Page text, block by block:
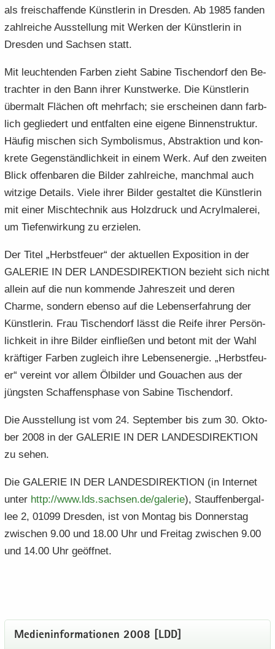
als frei­schaf­fen­de Künst­le­rin in Dres­den. Ab 1985 fan­den
zahl­rei­che Aus­stel­lung mit Wer­ken der Künst­le­rin in
Dres­den und Sach­sen statt.
Mit leuch­ten­den Far­ben zieht Sa­bi­ne Tisch­endorf den Be­
trach­ter in den Bann ihrer Kunst­wer­ke. Die Künst­le­rin
über­malt Flä­chen oft mehr­fach; sie er­schei­nen dann farb­
lich ge­glie­dert und ent­fal­ten eine ei­ge­ne Bin­nen­struk­tur.
Häu­fig mi­schen sich Sym­bo­lis­mus, Abs­trak­ti­on und kon­
kre­te Ge­gen­ständ­lich­keit in einem Werk. Auf den zwei­ten
Blick of­fen­ba­ren die Bil­der zahl­rei­che, manch­mal auch
wit­zi­ge De­tails. Viele ihrer Bil­der ge­stal­tet die Künst­le­rin
mit einer Misch­tech­nik aus Holz­druck und Acryl­ma­le­rei,
um Tie­fen­wir­kung zu er­zie­len.
Der Titel „Herbst­feu­er“ der ak­tu­el­len Ex­po­si­ti­on in der
GA­LE­RIE IN DER LAN­DES­DI­REK­TI­ON be­zieht sich nicht
al­lein auf die nun kom­men­de Jah­res­zeit und deren
Charme, son­dern eben­so auf die Le­bens­er­fah­rung der
Künst­le­rin. Frau Tisch­endorf lässt die Reife ihrer Per­sön­
lich­keit in ihre Bil­der ein­flie­ßen und be­tont mit der Wahl
kräf­ti­ger Far­ben zu­gleich ihre Le­bens­en­er­gie. „Herbst­feu­
er“ ver­eint vor allem Öl­bil­der und Gou­achen aus der
jüngs­ten Schaf­fens­pha­se von Sa­bi­ne Tisch­endorf.
Die Aus­stel­lung ist vom 24. Sep­tem­ber bis zum 30. Ok­to­
ber 2008 in der GA­LE­RIE IN DER LAN­DES­DI­REK­TI­ON
zu sehen.
Die GA­LE­RIE IN DER LAN­DES­DI­REK­TI­ON (in In­ter­net
unter http:/​/​www.​lds.​sachsen.​de/​galerie), Stauf­fen­berg­al­
lee 2, 01099 Dres­den, ist von Mon­tag bis Don­ners­tag
zwi­schen 9.00 und 18.00 Uhr und Frei­tag zwi­schen 9.00
und 14.00 Uhr ge­öff­net.
Me­di­en­in­for­ma­tio­nen 2008 [LDD]